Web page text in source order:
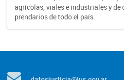
agrícolas, viales e industriales y de
prendarios de todo el país.